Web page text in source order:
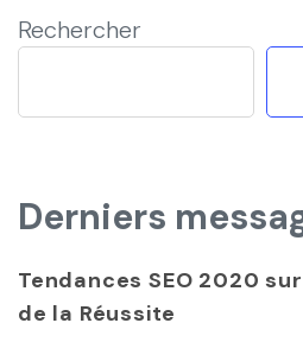
Rechercher
Derniers
Tendances SEO 2020
de la Réussite